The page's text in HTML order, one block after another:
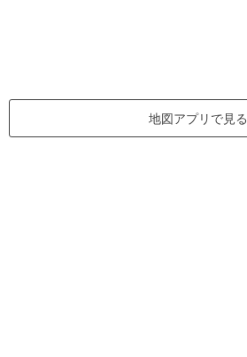
地図アプリで見る